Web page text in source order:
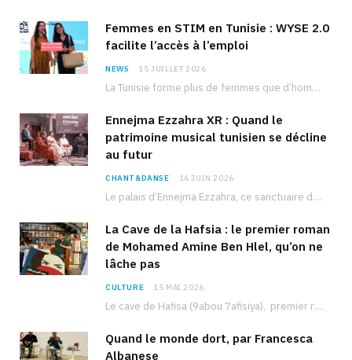
Femmes en STIM en Tunisie : WYSE 2.0
facilite l’accès à l’emploi
NEWS 15 JUILLET 2026
La Tunisie forme plus de femmes que d’hommes dans les filières scientifiques. Pourtant, pour beaucoup…
Ennejma Ezzahra XR : Quand le
patrimoine musical tunisien se décline
au futur
CHANT&DANSE 16 JUIN 2026
Le palais d’Ennejma Ezzahra, ce sanctuaire de la musique tunisienne et méditerranéenne construit par le…
La Cave de la Hafsia : le premier roman
de Mohamed Amine Ben Hlel, qu’on ne
lâche pas
CULTURE 15 MAI 2026
Le cave de Hafisa (9abou 7afisiya), premier roman du journaliste tunisien Mohamed Amine Ben Hlel,…
Quand le monde dort, par Francesca
Albanese